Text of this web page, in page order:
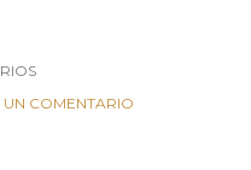
COMENTARIO